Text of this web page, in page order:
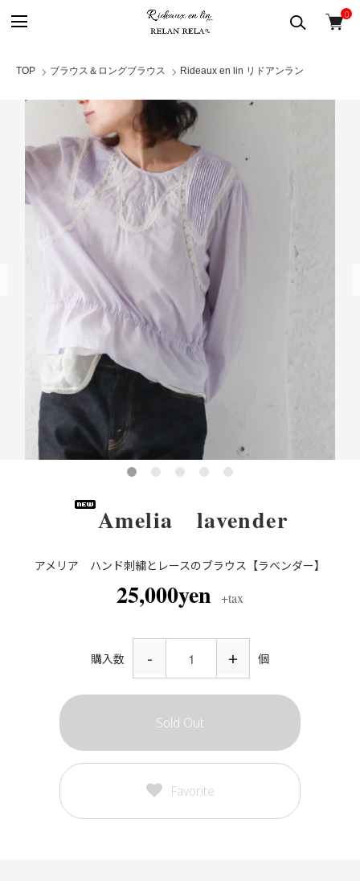
0
TOP ブラウス＆ロングブラウス Rideaux en lin リドアンラン
Amelia lavender
アメリア ハンド刺繍とレースのブラウス【ラベンダー】
25,000yen +tax
購入数 - + 個
Sold Out
Favorite